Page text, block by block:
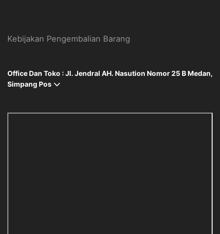
Kebijakan Pengembalian Barang
Office Dan Toko : Jl. Jendral AH. Nasution Nomor 25 B Medan,
Simpang Pos